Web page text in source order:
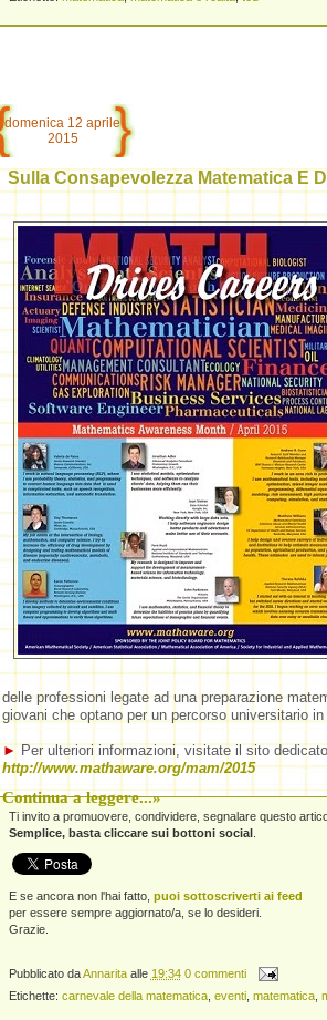
domenica 12 aprile
2015
Sulla Consapevolezza Matematica E
delle professioni legate ad una preparazione
giovani che optano per un percorso universitario
►Per ulteriori informazioni, visitate il sito
http://www.mathaware.org/mam/2015
Continua a leggere...»
Ti invito a promuovere, condividere, segnalare questo
Semplice, basta cliccare sui bottoni social.
E se ancora non l'hai fatto, puoi sottoscriverti ai feed
per essere sempre aggiornato/a, se lo desideri.
Grazie.
Pubblicato daAnnarita alle 19:34 0 commenti
Etichette: carnevale della matematica, eventi, matematica,